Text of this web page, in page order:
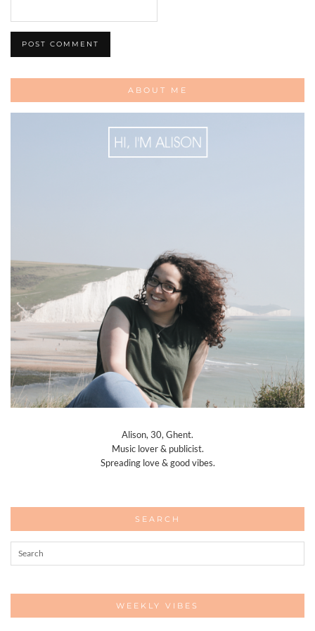
ABOUT ME
Alison, 30, Ghent.
Music lover & publicist.
Spreading love & good vibes.
SEARCH
WEEKLY VIBES